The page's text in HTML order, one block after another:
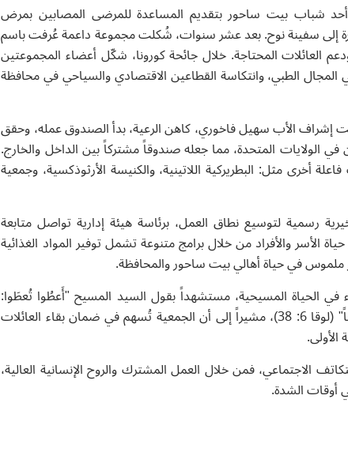
شباب بيت ساحور بتقديم المساعدة للمرضى المصابين بمرض
إلى سفينة نوح. بعد عشر سنوات، شُكلت مجموعة داعمة عُرفت باسم
العائلات المحتاجة. خلال جائحة كورونا، شكّل أعضاء المجموعتين
الطبي، وانتكاسة القطاعين الاقتصادي والسياحي في محافظة
الأب سهيل فاخوري، كاهن الرعية، بدأ الصندوق عمله، وحقق
الولايات المتحدة، مما جعله صندوقاً مشتركاً بين الداخل والخارج.
مثل: البطريركية اللاتينية، والكنيسة الأرثوذكسية، وجمعية
رسمية لتوسيع نطاق العمل، برئاسة هيئة إدارية تواصل متابعة
والأفراد من خلال برامج متنوعة تشمل توفير المواد الغذائية
ملموس في حياة أهالي بيت ساحور والمحافظة.
في الحياة المسيحية، مستشهداً بقول السيد المسيح "أَعطُوا تُعطَوا:
سَتُعطَونَ في أَحضانِكُم كَيْلاً حَسَناً مَركوماً مُهَزْهَزاً طافِحاً" (لوقا 6: 38)، مشيراً إلى أن الجمعية تُسهم في ضمان بقاء العائلات
الاجتماعي، فمن خلال العمل المشترك والروح الإنسانية العالية،
أوقات الشدة.